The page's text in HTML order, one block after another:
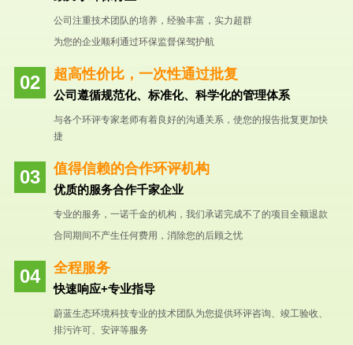
公司注重技术团队的培养，经验丰富，实力超群
为您的企业顺利通过环保监督保驾护航
超高性价比，一次性通过批复
公司遵循规范化、标准化、科学化的管理体系
与各个环评专家老师有着良好的沟通关系，使您的报告批复更加快
捷
值得信赖的合作环评机构
优质的服务合作千家企业
专业的服务，一诺千金的机构，我们承诺完成不了的项目全额退款
合同期间不产生任何费用，消除您的后顾之忧
全程服务
快速响应+专业指导
蔚蓝生态环境科技专业的技术团队为您提供环评咨询、竣工验收、
排污许可、安评等服务